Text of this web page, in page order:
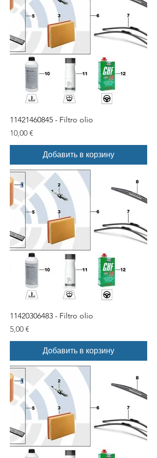
11421460845 - Filtro olio
Цена
10,00 €
Добавить в корзину
11420306483 - Filtro olio
Цена
5,00 €
Добавить в корзину